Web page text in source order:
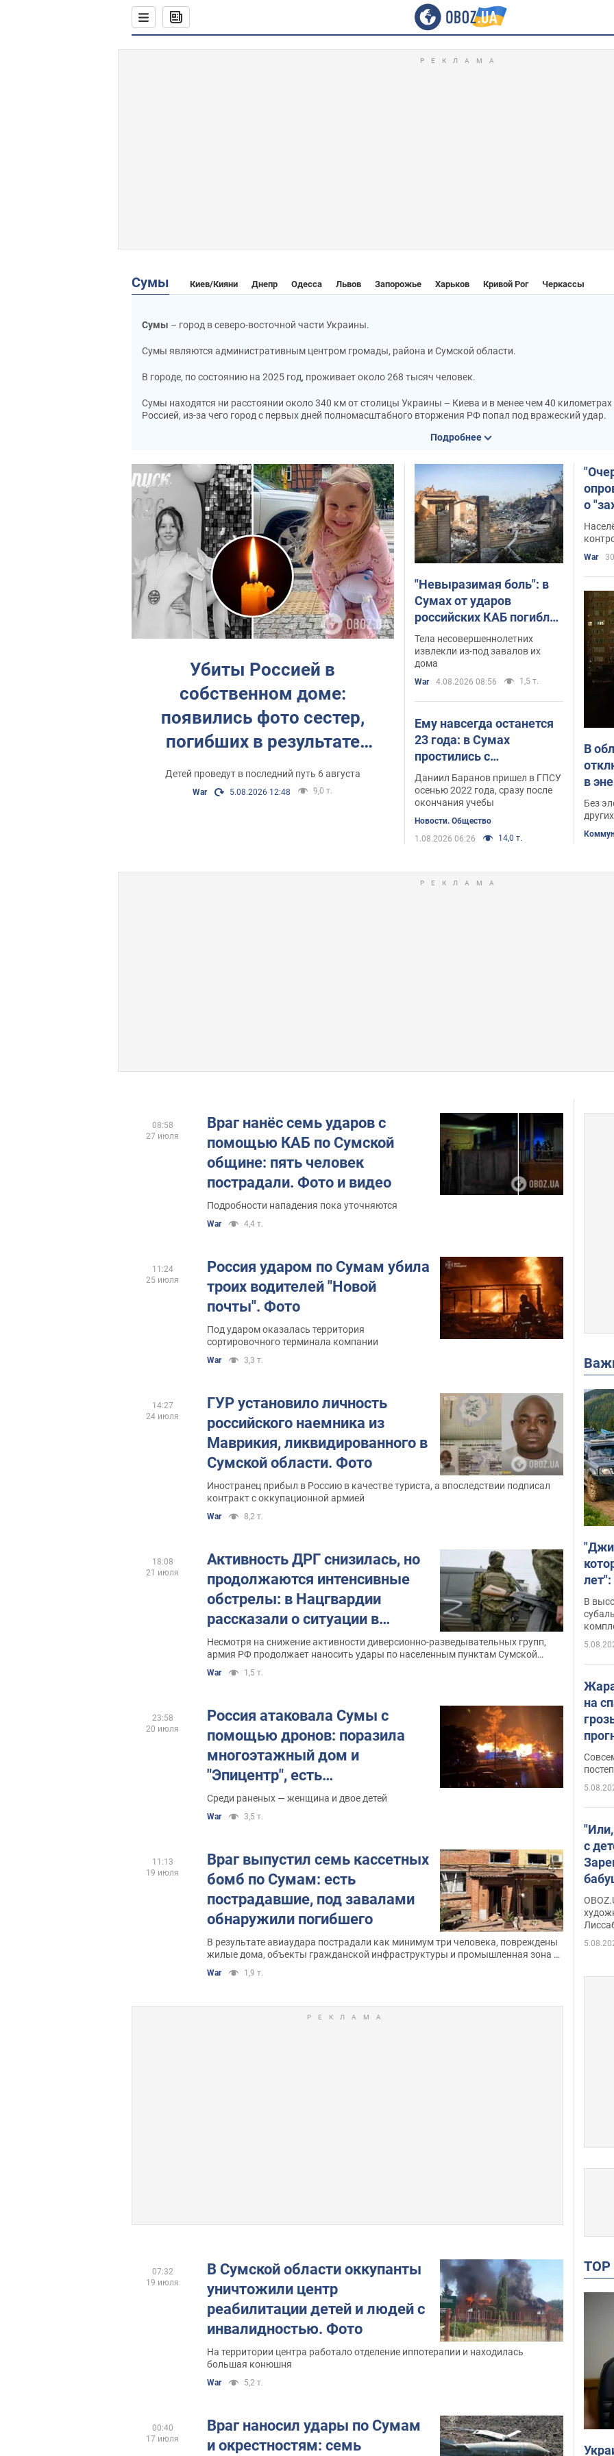
Сумы Киев/Кияни Днепр Одесса Львов Запорожье Харьков Кривой Рог Черкассы
Сумы – город в северо-восточной части Украины.
Сумы являются административным центром громады, района и Сумской области.
В городе, по состоянию на 2025 год, проживает около 268 тысяч человек.
Сумы находятся ни расстоянии около 340 км от столицы Украины – Киева и в менее чем 40
Россией, из-за чего город с первых дней полномасштабного вторжения РФ попал под вражеский удар.
В первые дни вторжения в городе шли бои с применением врагом тяжелой техники – танков и прочего.
отступать, понеся потери.
Впоследствии российская пропаганда неоднократно называла Сумы своей целью и, в частности,
зону"
Новости в Сумах и области
Самые свежие новости Сум и Сумской области, важные события и происшествия в Сумах собраны на
просмотреть фото и видео новостей в Сумах.
Сумы - новости дня
Новости из Сум на самые важные темы: криминал, взрывы, пожары, ДТП, дороги - обо всем этом вы
Подробнее
Убиты Россией в
собственном доме:
появились фото сестер,
погибших в результате
попадания КАБа в дом в
Сумах
Детей проведут в последний путь 6 августа
War 5.08.2026 12:48 9,0 т.
"Невыразимая боль": в
Сумах от ударов
российских КАБ погибли
двое детей и пожилая
женщина. Фото и видео
Тела несовершеннолетних
извлекли из-под завалов их
дома
War 4.08.2026 08:56 1,5 т.
Ему навсегда останется
23 года: в Сумах
простились с
пограничником,
отдавшим жизнь за
Украину. Фото
Даниил Баранов пришел в ГПСУ
осенью 2022 года, сразу после
окончания учебы
Новости. Общество
1.08.2026 06:26
14,0 т.
о
War
В
в
июля
Без
Враг нанёс семь ударов с
помощью КАБ по Сумской
общине: пять человек
пострадали. Фото и видео
Подробности нападения пока уточняются
War 4,4 т.
08:58
27 июля
Россия ударом по Сумам убила
троих водителей "Новой
почты". Фото
Под ударом оказалась территория
сортировочного терминала компании
War 3,3 т.
11:24
25 июля
ГУР установило личность
российского наемника из
Маврикия, ликвидированного в
Сумской области. Фото
Иностранец прибыл в Россию в качестве туриста, а впоследствии подписал
контракт с оккупационной армией
War 8,2 т.
14:27
24 июля
Активность ДРГ снизилась, но
продолжаются интенсивные
обстрелы: в Нацгвардии
рассказали о ситуации в
Сумской области
Несмотря на снижение активности диверсионно-разведывательных групп,
армия РФ продолжает наносить удары по населенным пунктам Сумской
War 1,5 т.
18:08
21 июля
Россия атаковала Сумы с
помощью дронов: поразила
многоэтажный дом и
"Эпицентр", есть
пострадавшие. Фото
Среди раненых — женщина и двое детей
War 3,5 т.
23:58
20 июля
Враг выпустил семь кассетных
бомб по Сумам: есть
пострадавшие, под завалами
обнаружили погибшего
В результате авиаудара пострадали как минимум три человека, повреждены
жилые дома, объекты гражданской инфраструктуры и промышленная зона в
War 1,9 т.
11:13
19 июля
В Сумской области оккупанты
уничтожили центр
реабилитации детей и людей с
инвалидностью. Фото
На территории центра работало отделение иппотерапии и находилась
большая конюшня
War 5,2 т.
07:32
19 июля
Враг наносил удары по Сумам
и окрестностям: семь
00:40
17 июля
В
на
с
сына